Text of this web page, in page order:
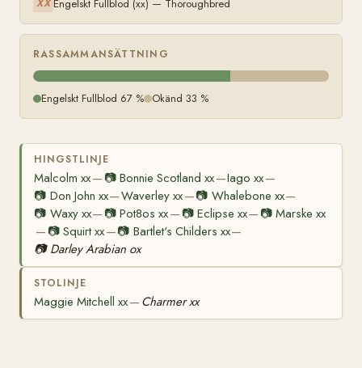
XX Engelskt Fullblod (xx) — Thoroughbred
RASSAMMANSÄTTNING
Engelskt Fullblod 67 % Okänd 33 %
HINGSTLINJE
Malcolm xx— 📷Bonnie Scotland xx—Iago xx—
📷 Don John xx—Waverley xx—📷 Whalebone xx—
📷 Waxy xx— 📷Pot8os xx— 📷 Eclipse xx— 📷 Marske xx
— 📷Squirt xx—📷 Bartlet's Childers xx—
📷 Darley Arabian ox
STOLINJE
Maggie Mitchell xx— Charmer xx